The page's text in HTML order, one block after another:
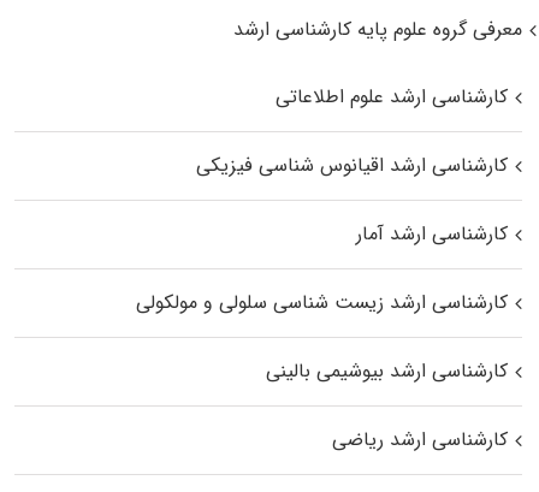
معرفی گروه علوم پایه کارشناسی ارشد
کارشناسی ارشد علوم اطلاعاتی
کارشناسی ارشد اقیانوس‌ شناسی فیزیکی
کارشناسی ارشد آمار
کارشناسی ارشد زیست شناسی سلولی و مولکولی
کارشناسی ارشد بیوشیمی بالینی
کارشناسی ارشد ریاضی